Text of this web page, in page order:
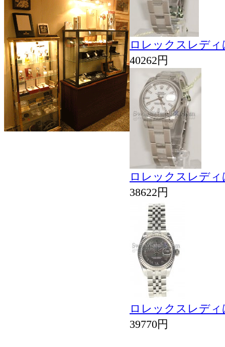
ロレックスレデ
40262円
ロレックスレデ
38622円
ロレックスレデ
39770円